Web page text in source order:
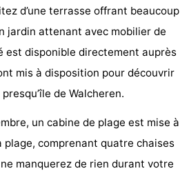
d’une terrasse offrant beaucoup
jardin attenant avec mobilier de
est disponible directement auprès
mis à disposition pour découvrir
de Walcheren.
un cabine de plage est mise à
comprenant quatre chaises
manquerez de rien durant votre